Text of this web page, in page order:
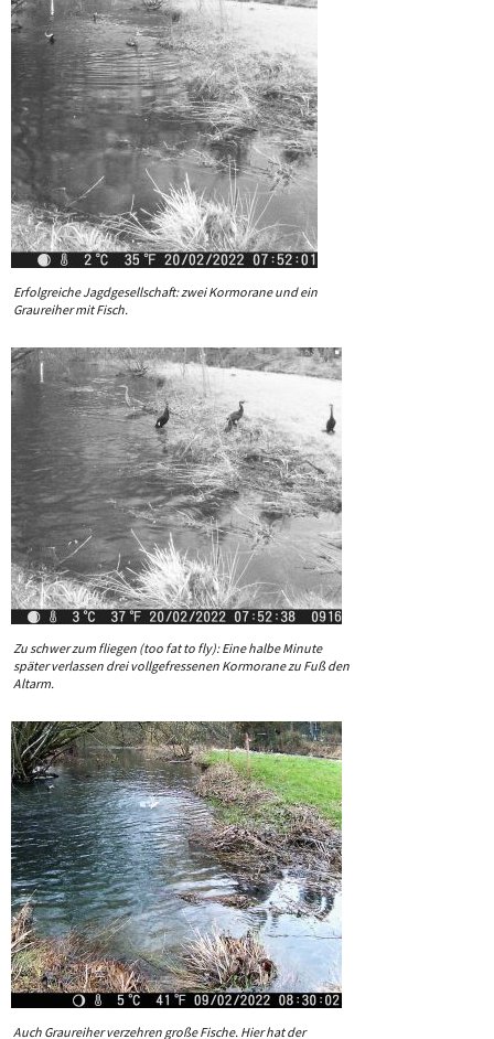
Erfolgreiche Jagdgesellschaft: zwei Kormorane und ein
Graureiher mit Fisch.
Zu schwer zum fliegen (too fat to fly): Eine halbe Minute
später verlassen drei vollgefressenen Kormorane zu Fuß den
Altarm.
Auch Graureiher verzehren große Fische. Hier hat der